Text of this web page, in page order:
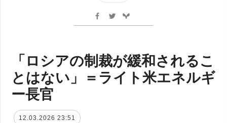
「ロシアの制裁が緩和されるこ
とはない」＝ライト米エネルギ
ー長官
12.03.2026 23:51